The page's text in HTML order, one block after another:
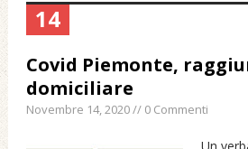
Agosto 8, 2026 in
Agosto 7, 2026 in
Agosto 7, 2026 in
14
Covid Piemonte,
domiciliare
Novembre 14, 2020 // 0 Commenti